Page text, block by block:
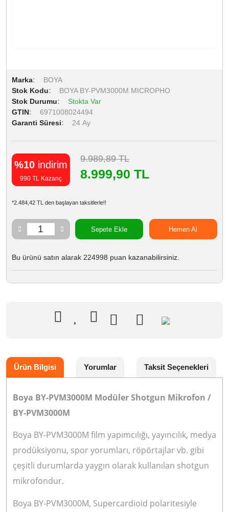
Marka
BOYA
Stok Kodu
BOYA BY-PVM3000M MICROPHO
Stok Durumu
Stokta Var
GTIN
6971008024494
Garanti Süresi
24 Ay
%10 indirim
990 TL Kazanç
9.989,89 TL
8.999,90 TL
*2.484,42 TL den başlayan taksitlerle!!
Sepete Ekle Hemen Al
Bu ürünü satın alarak 224998 puan kazanabilirsiniz.
Ürün Bilgisi Yorumlar Taksit Seçenekleri
Boya BY-PVM3000M Modüler Shotgun Mikrofon /
BY-PVM3000M
Boya BY-PVM3000M film yapımcılığı, yayıncılık, medya
prodüksiyonu, spor yorumları, röpörtajlar vb. gibi
çeşitli durumlarda yaygın olarak kullanılan shotgun
mikrofondur.
Boya BY-PVM3000M, Supercardioid polaritesiyle